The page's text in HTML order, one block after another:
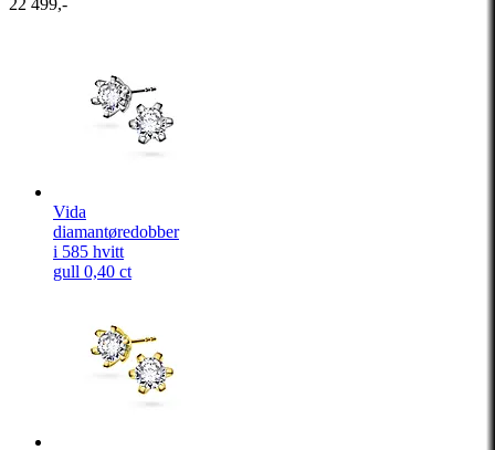
Vida
diamantøredobber
i 585 hvitt
gull 0,40 ct